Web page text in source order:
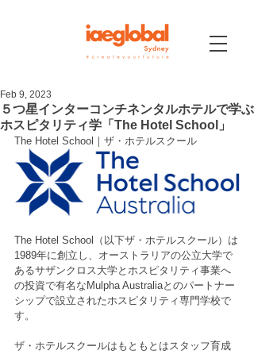
５つ星インターコンチネンタルホテルで学ぶ
ホスピタリティ学「The Hotel School」
Feb 9, 2023
The Hotel School｜ザ・ホテルスクール
The Hotel School（以下ザ・ホテルスクール）は
1989年に創立し、オーストラリアの公立大学で
あるサザンクロス大学とホスピタリティ事業へ
の投資で有名なMulpha Australiaとのパートナー
シップで設立されたホスピタリティ専門学校で
す。
ザ・ホテルスクールはもともとはスタッフ育成